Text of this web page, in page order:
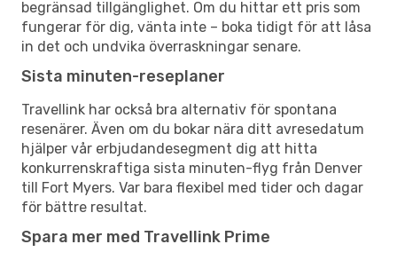
begränsad tillgänglighet. Om du hittar ett pris som
fungerar för dig, vänta inte – boka tidigt för att låsa
in det och undvika överraskningar senare.
Sista minuten-reseplaner
Travellink har också bra alternativ för spontana
resenärer. Även om du bokar nära ditt avresedatum
hjälper vår erbjudandesegment dig att hitta
konkurrenskraftiga sista minuten-flyg från Denver
till Fort Myers. Var bara flexibel med tider och dagar
för bättre resultat.
Spara mer med Travellink Prime